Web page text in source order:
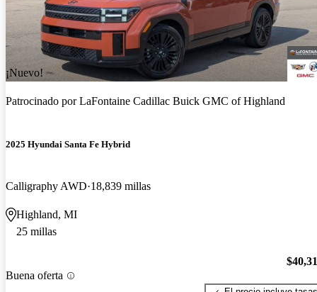
¡Nuevo!
Patrocinado porLaFontaine Cadillac Buick GMC of Highland
2025 Hyundai Santa Fe Hybrid
Calligraphy AWD 18,839 millas
Highland, MI
25 millas
Buena oferta